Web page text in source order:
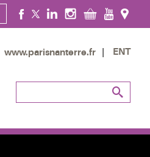
www.parisnanterre.fr ENT